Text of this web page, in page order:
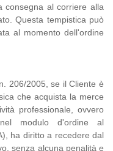
consegna al corriere alla
Questa tempistica può
al momento dell'ordine
206/2005, se il Cliente è
che acquista la merce
professionale, ovvero
modulo d'ordine al
ha diritto a recedere dal
senza alcuna penalità e